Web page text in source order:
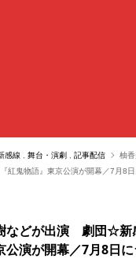
感線 舞台・演劇 記事配信
柚
鬼物語』東京公演が開幕／7月8日
などが出演 劇団☆新
公演が開幕／7月8日